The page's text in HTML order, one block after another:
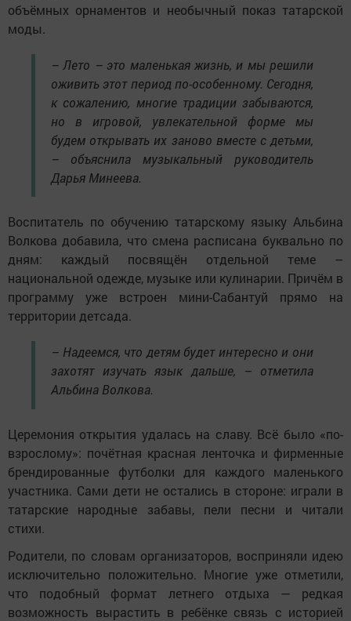
объёмных орнаментов и необычный показ татарской
моды.
– Лето – это маленькая жизнь, и мы решили
оживить этот период по-особенному. Сегодня,
к сожалению, многие традиции забываются,
но в игровой, увлекательной форме мы
будем открывать их заново вместе с детьми,
– объяснила музыкальный руководитель
Дарья Минеева.
Воспитатель по обучению татарскому языку Альбина
Волкова добавила, что смена расписана буквально по
дням: каждый посвящён отдельной теме –
национальной одежде, музыке или кулинарии. Причём в
программу уже встроен мини-Сабантуй прямо на
территории детсада.
– Надеемся, что детям будет интересно и они
захотят изучать язык дальше, – отметила
Альбина Волкова.
Церемония открытия удалась на славу. Всё было «по-
взрослому»: почётная красная ленточка и фирменные
брендированные футболки для каждого маленького
участника. Сами дети не остались в стороне: играли в
татарские народные забавы, пели песни и читали
стихи.
Родители, по словам организаторов, восприняли идею
исключительно положительно. Многие уже отметили,
что подобный формат летнего отдыха — редкая
возможность вырастить в ребёнке связь с историей